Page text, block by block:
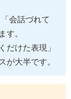
会話づれて
す。
だけた表現」
が大半です。